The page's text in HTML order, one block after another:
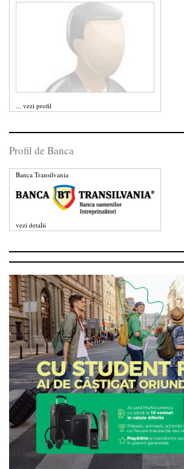
... vezi profil
Profil de Banca
Banca Transilvania
vezi detalii